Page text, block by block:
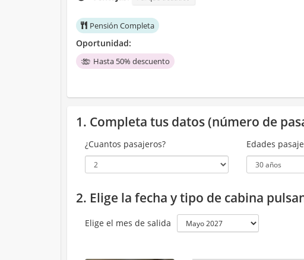
Pensión Completa
Oportunidad:
Hasta 50% descuento
1. Completa tus datos (número de
¿Cuantos pasajeros? Edades
2. Elige la fecha y tipo de cabina
Elige el mes de salida